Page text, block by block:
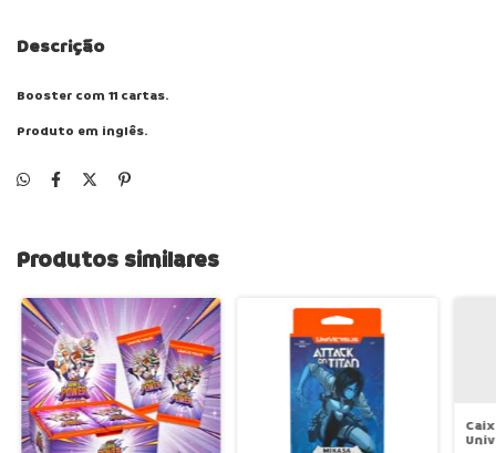
Descrição
Booster com 11 cartas.
Produto em inglês.
Produtos similares